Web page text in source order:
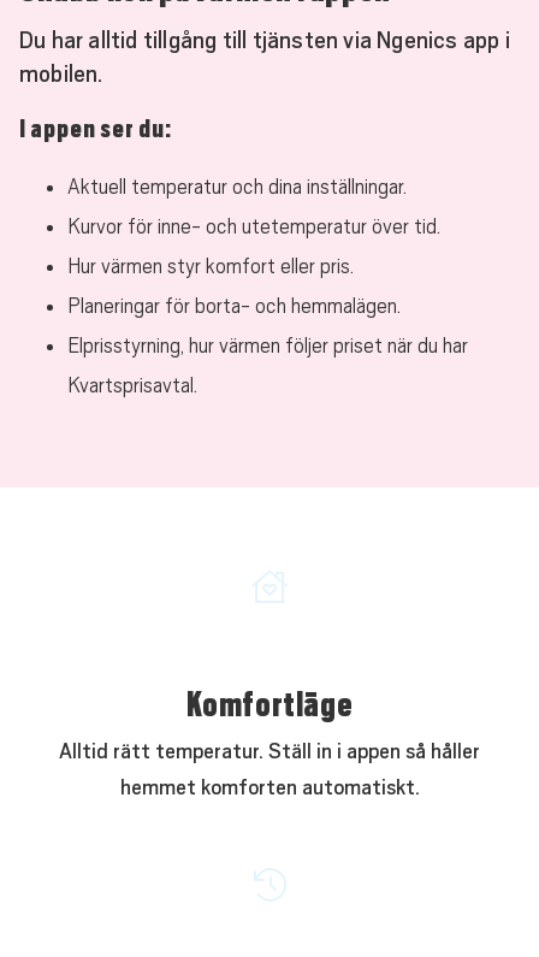
Du har alltid tillgång till tjänsten via Ngenics app i
mobilen.
I appen ser du:
Aktuell temperatur och dina inställningar.
Kurvor för inne- och utetemperatur över tid.
Hur värmen styr komfort eller pris.
Planeringar för borta- och hemmalägen.
Elprisstyrning, hur värmen följer priset när du har
Kvartsprisavtal.
Komfortläge
Alltid rätt temperatur. Ställ in i appen så håller
hemmet komforten automatiskt.